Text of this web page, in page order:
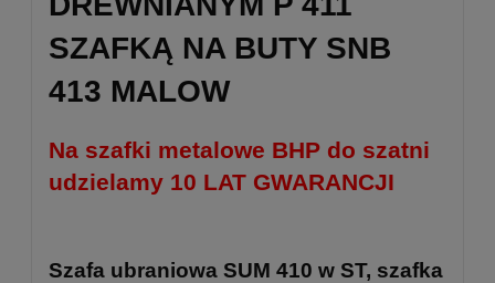
SZAFKĄ NA BUTY SNB
413 MALOW
Na szafki metalowe BHP do szatni
udzielamy 10 LAT GWARANCJI
Szafa ubraniowa SUM 410 w ST, szafka